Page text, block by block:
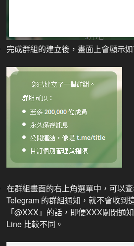
完成群組的建立後，畫面上會顯示如
在群組畫面的右上角選單中，可以
Telegram 的群組通知，就不會收到
「@XXX」的話，即便XXX關閉通
Line 比較不同。